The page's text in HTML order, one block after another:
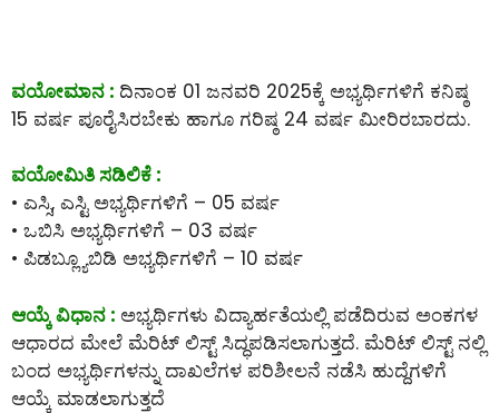
ವಯೋಮಾನ : ದಿನಾಂಕ 01 ಜನವರಿ 2025ಕ್ಕೆ ಅಭ್ಯರ್ಥಿಗಳಿಗೆ ಕನಿಷ್ಠ
15 ವರ್ಷ ಪೂರೈಸಿರಬೇಕು ಹಾಗೂ ಗರಿಷ್ಠ 24 ವರ್ಷ ಮೀರಿರಬಾರದು.
ವಯೋಮಿತಿ ಸಡಿಲಿಕೆ :
• ಎಸ್ಸಿ, ಎಸ್ಟಿ ಅಭ್ಯರ್ಥಿಗಳಿಗೆ – 05 ವರ್ಷ
• ಒಬಿಸಿ ಅಭ್ಯರ್ಥಿಗಳಿಗೆ – 03 ವರ್ಷ
• ಪಿಡಬ್ಲ್ಯೂಬಿಡಿ ಅಭ್ಯರ್ಥಿಗಳಿಗೆ – 10 ವರ್ಷ
ಆಯ್ಕೆ ವಿಧಾನ : ಅಭ್ಯರ್ಥಿಗಳು ವಿದ್ಯಾರ್ಹತೆಯಲ್ಲಿ ಪಡೆದಿರುವ ಅಂಕಗಳ
ಆಧಾರದ ಮೇಲೆ ಮೆರಿಟ್ ಲಿಸ್ಟ್ ಸಿದ್ಧಪಡಿಸಲಾಗುತ್ತದೆ. ಮೆರಿಟ್ ಲಿಸ್ಟ್ ನಲ್ಲಿ
ಬಂದ ಅಭ್ಯರ್ಥಿಗಳನ್ನು ದಾಖಲೆಗಳ ಪರಿಶೀಲನೆ ನಡೆಸಿ ಹುದ್ದೆಗಳಿಗೆ
ಆಯ್ಕೆ ಮಾಡಲಾಗುತ್ತದೆ